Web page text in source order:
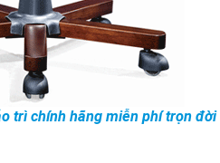
trì chính hãng miễn phí trọn đời